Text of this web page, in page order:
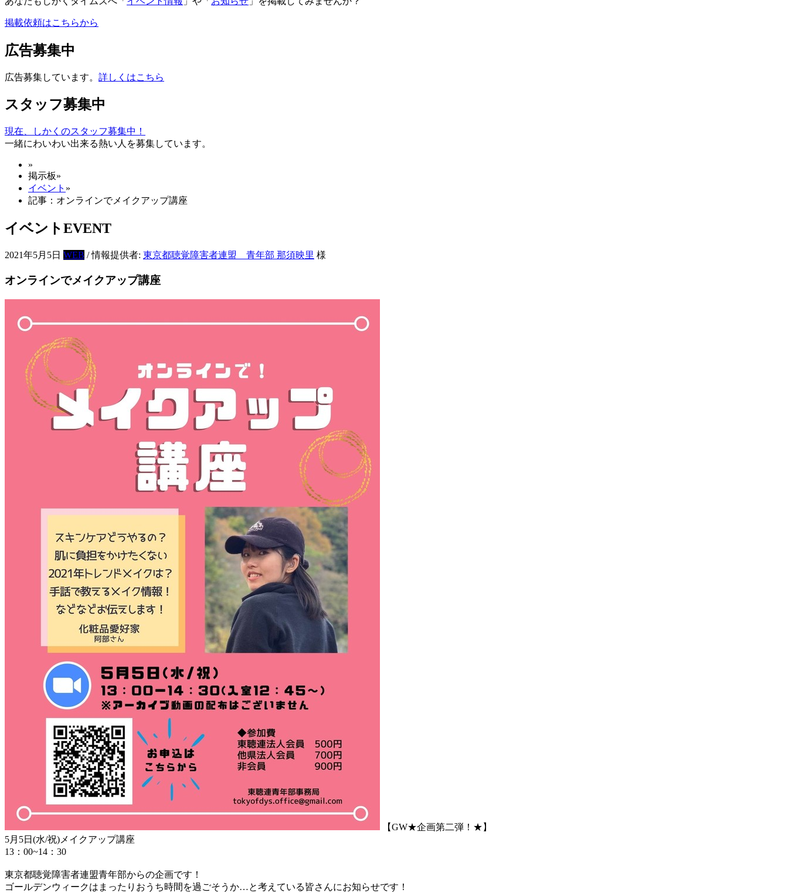
掲載依頼はこちらから
広告募集中
広告募集しています。 詳しくはこちら
スタッフ募集中
現在、しかくのスタッフ募集中！
一緒にわいわい出来る熱い人を募集しています。
»
掲示板»
イベント »
記事：オンラインでメイクアップ講座
イベントEVENT
2021年5月5日 WEB / 情報提供者: 東京都聴覚障害者連盟 青年部 那須映里 様
オンラインでメイクアップ講座
【GW★企画第二弾！★】
5月5日(水/祝)メイクアップ講座
13：00~14：30
東京都聴覚障害者連盟青年部からの企画です！
ゴールデンウィークはまったりおうち時間を過ごそうか…と考えている皆さんにお知らせです！